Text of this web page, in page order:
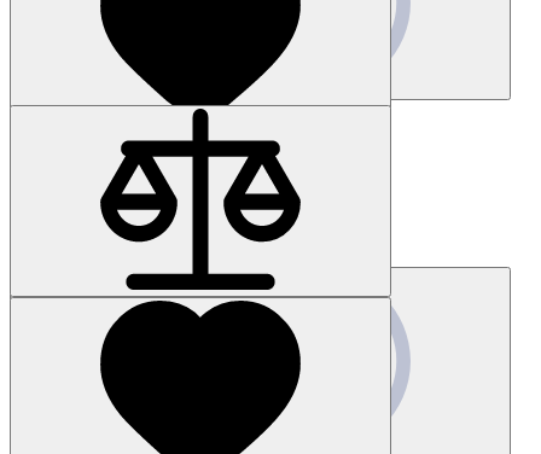
Наличие: уточняйте
Код товара: 37120-01
3SU1106-0AB70-1BA0
Цена по запросу